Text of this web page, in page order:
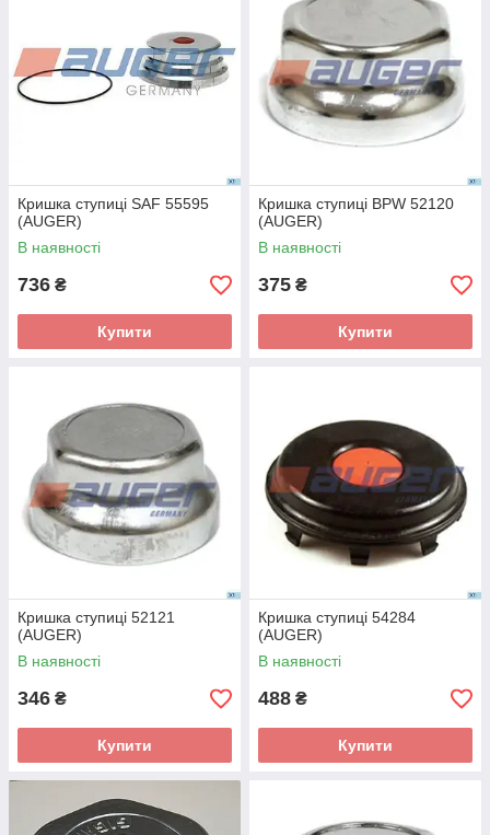
Кришка ступиці SAF 55595
(AUGER)
В наявності
736 ₴
Купити
Кришка ступиці BPW 52120
(AUGER)
В наявності
375 ₴
Купити
Кришка ступиці 52121
(AUGER)
В наявності
346 ₴
Купити
Кришка ступиці 54284
(AUGER)
В наявності
488 ₴
Купити